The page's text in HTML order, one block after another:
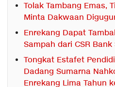
Tolak Tambang Emas,
Minta Dakwaan
Enrekang Dapat
Sampah dari CSR
Tongkat Estafet
Dadang Sumarna
Enrekang Lima Tahun